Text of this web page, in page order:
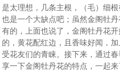
是太理想，几条主根，（毛）细
也是一个大缺点吧；虽然金阁牡
有的，上面也说了，金阁牡丹花
的，黄花配红边，且香味好闻，
受花友们的青睐。接下来，通过
享一下金阁牡丹花的特点，一起来